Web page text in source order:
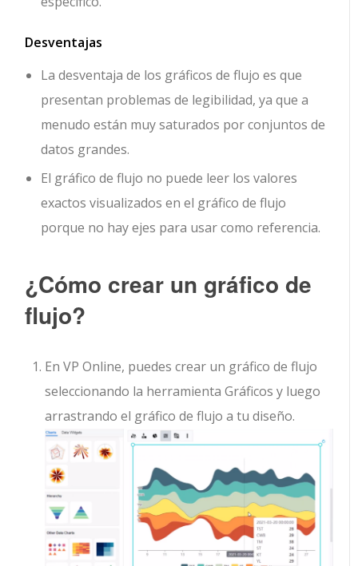
Desventajas
La desventaja de los gráficos de flujo es que
presentan problemas de legibilidad, ya que a
menudo están muy saturados por conjuntos de
datos grandes.
El gráfico de flujo no puede leer los valores
exactos visualizados en el gráfico de flujo
porque no hay ejes para usar como referencia.
¿Cómo crear un gráfico de
flujo?
En VP Online, puedes crear un gráfico de flujo
seleccionando la herramienta Gráficos y luego
arrastrando el gráfico de flujo a tu diseño.